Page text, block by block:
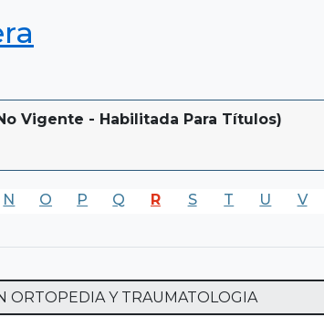
Vigente - Habilitada Para Títulos)
N O P Q R S T U V
ORTOPEDIA Y TRAUMATOLOGIA